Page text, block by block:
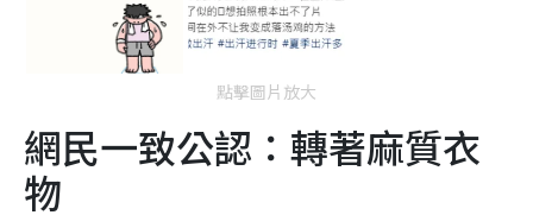
點擊圖片放大
網民一致公認：轉著麻質衣
物